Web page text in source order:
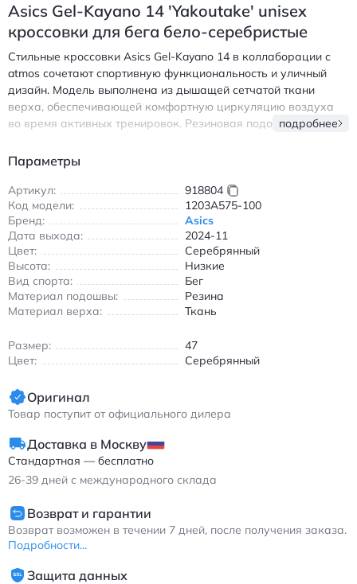
Asics Gel-Kayano 14 'Yakoutake' unisex
кроссовки для бега бело-серебристые
Стильные кроссовки Asics Gel-Kayano 14 в коллаборации с
atmos сочетают спортивную функциональность и уличный
дизайн. Модель выполнена из дышащей сетчатой ткани
верха, обеспечивающей комфортную циркуляцию воздуха
во время активных тренировок. Резиновая подошва
амортизационная система обеспечивает плавность движений.
повседневной носки благодаря износостойким материалам и
эргономичной форме. Белосеребристая расцветка с
акцентными деталями добавляет современный визуальный
акцент, делая обувь универсальной для сочетания с
различными стилями одежды. Легкая конструкция и
анатомическая поддержка стопы обеспечивают длительный
комфорт даже при интенсивной эксплуатации. - Дышащий
верх из сетчатого текстиля - Прочная резиновая подошва -
расцветка для повседневного использования Асикс Гел-
Кайано 14 кроссовки для бега бело-серебристые с
подробнее
Параметры
Артикул:
918804
Код модели:
1203A575-100
Бренд:
Asics
Дата выхода:
2024-11
Цвет:
Серебрянный
Высота:
Низкие
Вид спорта:
Бег
Материал подошвы:
Резина
Материал верха:
Ткань
Размер:
47
Цвет:
Серебрянный
Оригинал
Товар поступит от официального дилера
Доставка в Москву
Стандартная — бесплатно
26-39 дней с международного склада
Возврат и гарантии
Возврат возможен в течении 7 дней, после получения заказа.
Подробности...
Защита данных